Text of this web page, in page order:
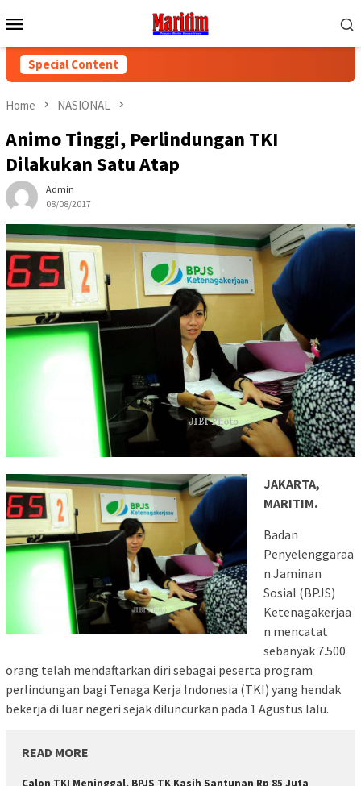
to
Menu
Special Content
Home NASIONAL
Animo Tinggi, Perlindungan TKI
Dilakukan Satu Atap
Admin
08/08/2017
JAKARTA,
MARITIM.
Badan
Penyelenggaraa
n Jaminan
Sosial (BPJS)
Ketenagakerjaa
n mencatat
sebanyak 7.500
orang telah mendaftarkan diri sebagai peserta program
perlindungan bagi Tenaga Kerja Indonesia (TKI) yang hendak
bekerja di luar negeri sejak diluncurkan pada 1 Agustus lalu.
READ MORE
Calon TKI Meninggal, BPJS TK Kasih Santunan Rp 85 Juta